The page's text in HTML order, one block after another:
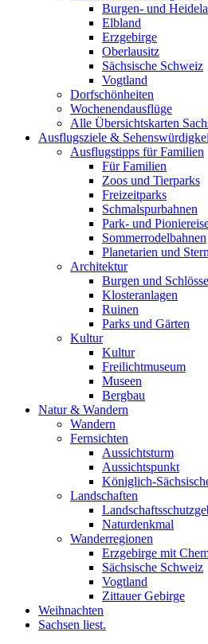
Burgen- und
Elbland
Erzgebirge
Oberlausitz
Sächsische Schweiz
Vogtland
Dorfschönheiten
Wochenendausflüge
Alle Übersichtskarten
Ausflugsziele &
Ausflugstipps für Familien
Für Familien
Zoos und Tierparks
Freizeitparks
Schmalspurbahnen
Park- und
Sommerrodelbahnen
Planetarien und
Architektur
Burgen und
Klosteranlagen
Ruinen
Parks und Gärten
Kultur
Kultur
Freilichtmuseum
Museen
Bergbau
Natur & Wandern
Wandern
Fernsichten
Aussichtsturm
Aussichtspunkt
Königlich-
Landschaften
Naturdenkmal
Wanderregionen
Erzgebirge mit
Sächsische Schweiz
Vogtland
Zittauer Gebirge
Weihnachten
Sachsen liest.